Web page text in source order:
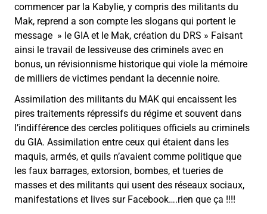
commencer par la Kabylie, y compris des militants du
Mak, reprend a son compte les slogans qui portent le
message » le GIA et le Mak, création du DRS » Faisant
ainsi le travail de lessiveuse des criminels avec en
bonus, un révisionnisme historique qui viole la mémoire
de milliers de victimes pendant la decennie noire.
Assimilation des militants du MAK qui encaissent les
pires traitements répressifs du régime et souvent dans
l’indifférence des cercles politiques officiels au criminels
du GIA. Assimilation entre ceux qui étaient dans les
maquis, armés, et quils n’avaient comme politique que
les faux barrages, extorsion, bombes, et tueries de
masses et des militants qui usent des réseaux sociaux,
manifestations et lives sur Facebook….rien que ça !!!!